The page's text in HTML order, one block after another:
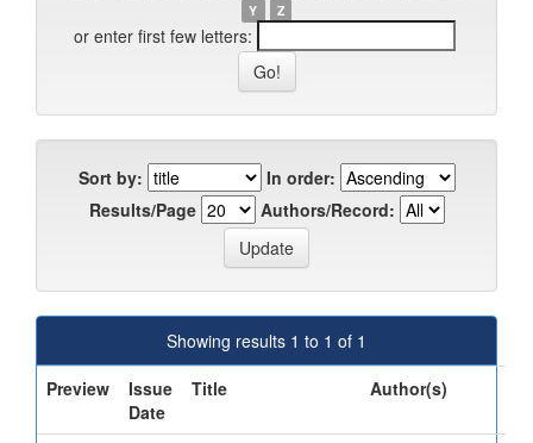
Y
Z
or enter first few letters:
Sort by:
In order:
Results/Page
Authors/Record:
Showing results 1 to 1 of 1
Preview
Issue
Date
Title Author(s)